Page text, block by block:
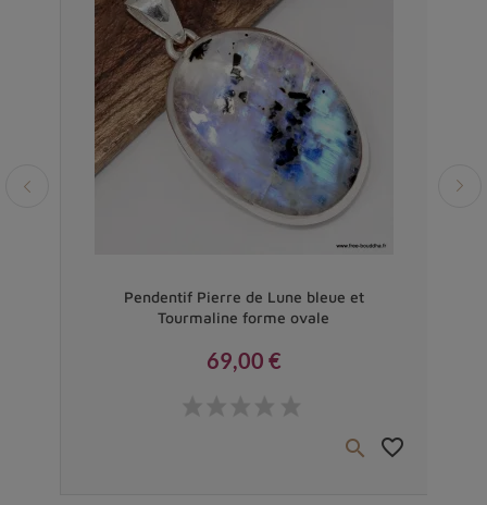
Pendentif Pierre de Lune bleue et
Tourmaline forme ovale
69,00 €
 favorite_border